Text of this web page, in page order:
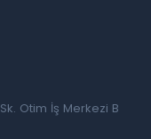
Otim İş Merkezi B